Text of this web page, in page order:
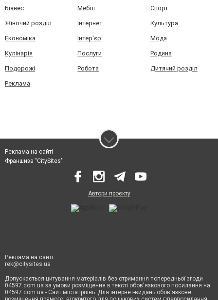
Бізнес Меблі Спорт
Жіночий розділ Інтернет Культура
Економіка Інтер'єр Мода
Кулінарія Послуги Родина
Подорожі Робота Дитячий розділ
Реклама
Реклама на сайті
Франшиза "CitySites"
Автори проєкту
Реклама на сайті:
rek@citysites.ua
Допускається цитування матеріалів без отримання попередньої згоди
04597.com.ua за умови розміщення в тексті обов'язкового посилання на
04597.com.ua - Сайт міста Ірпінь. Для інтернет-видань обов'язкове